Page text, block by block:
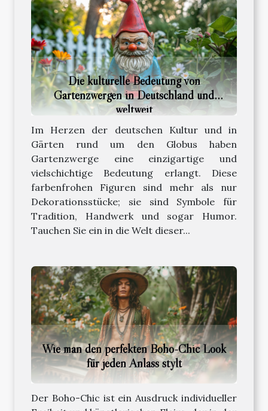
Die kulturelle Bedeutung von
Gartenzwergen in Deutschland und
weltweit
Im Herzen der deutschen Kultur und in
Gärten rund um den Globus haben
Gartenzwerge eine einzigartige und
vielschichtige Bedeutung erlangt. Diese
farbenfrohen Figuren sind mehr als nur
Dekorationsstücke; sie sind Symbole für
Tradition, Handwerk und sogar Humor.
Tauchen Sie ein in die Welt dieser...
Wie man den perfekten Boho-Chic Look
für jeden Anlass stylt
Der Boho-Chic ist ein Ausdruck individueller